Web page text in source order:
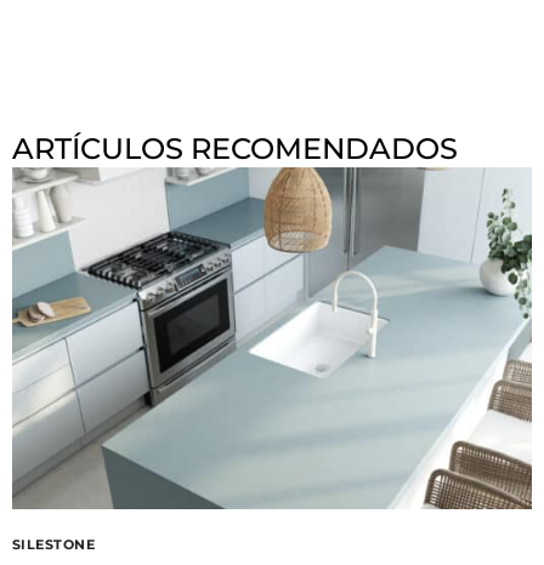
ARTÍCULOS RECOMENDADOS
SILESTONE